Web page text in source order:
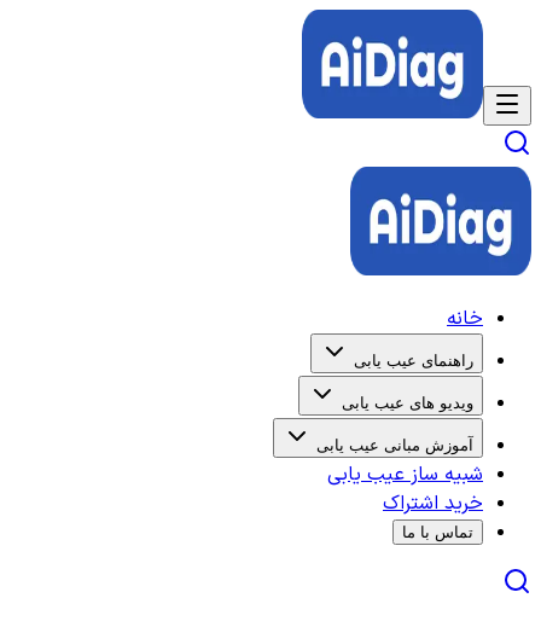
خانه
راهنمای عیب یابی
ویدیو های عیب یابی
آموزش مبانی عیب یابی
شبیه ساز عیب یابی
خرید اشتراک
تماس با ما